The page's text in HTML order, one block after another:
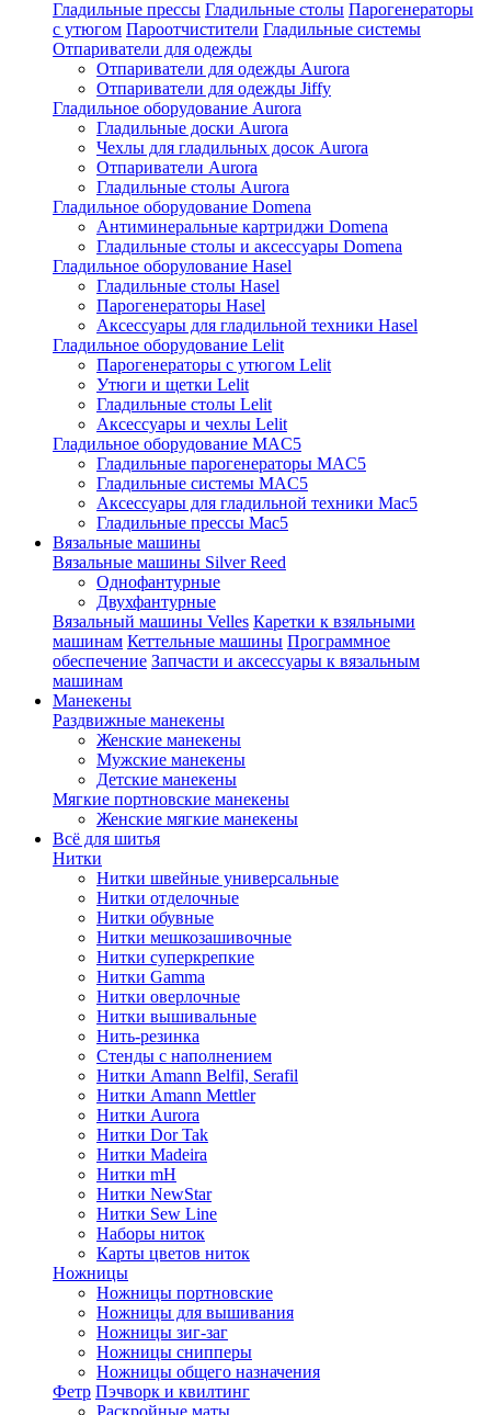
Гладильные прессы Гладильные столы Парогенераторы
с утюгом Пароотчистители Гладильные системы
Отпариватели для одежды
Отпариватели для одежды Aurora
Отпариватели для одежды Jiffy
Гладильное оборудование Aurora
Гладильные доски Aurora
Чехлы для гладильных досок Aurora
Отпариватели Aurora
Гладильные столы Aurora
Гладильное оборудование Domena
Антиминеральные картриджи Domena
Гладильные столы и аксессуары Domena
Гладильное оборулование Hasel
Гладильные столы Hasel
Парогенераторы Hasel
Аксессуары для гладильной техники Hasel
Гладильное оборудование Lelit
Парогенераторы с утюгом Lelit
Утюги и щетки Lelit
Гладильные столы Lelit
Аксессуары и чехлы Lelit
Гладильное оборудование MAC5
Гладильные парогенераторы MAC5
Гладильные системы MAC5
Аксессуары для гладильной техники Mac5
Гладильные прессы Mac5
Вязальные машины
Вязальные машины Silver Reed
Однофантурные
Двухфантурные
Вязальный машины Velles Каретки к взяльными
машинам Кеттельные машины Программное
обеспечение Запчасти и аксессуары к вязальным
машинам
Манекены
Раздвижные манекены
Женские манекены
Мужские манекены
Детские манекены
Мягкие портновские манекены
Женские мягкие манекены
Всё для шитья
Нитки
Нитки швейные универсальные
Нитки отделочные
Нитки обувные
Нитки мешкозашивочные
Нитки суперкрепкие
Нитки Gamma
Нитки оверлочные
Нитки вышивальные
Нить-резинка
Стенды с наполнением
Нитки Amann Belfil, Serafil
Нитки Amann Mettler
Нитки Aurora
Нитки Dor Tak
Нитки Madeira
Нитки mH
Нитки NewStar
Нитки Sew Line
Наборы ниток
Карты цветов ниток
Ножницы
Ножницы портновские
Ножницы для вышивания
Ножницы зиг-заг
Ножницы снипперы
Ножницы общего назначения
Фетр Пэчворк и квилтинг
Раскройные маты